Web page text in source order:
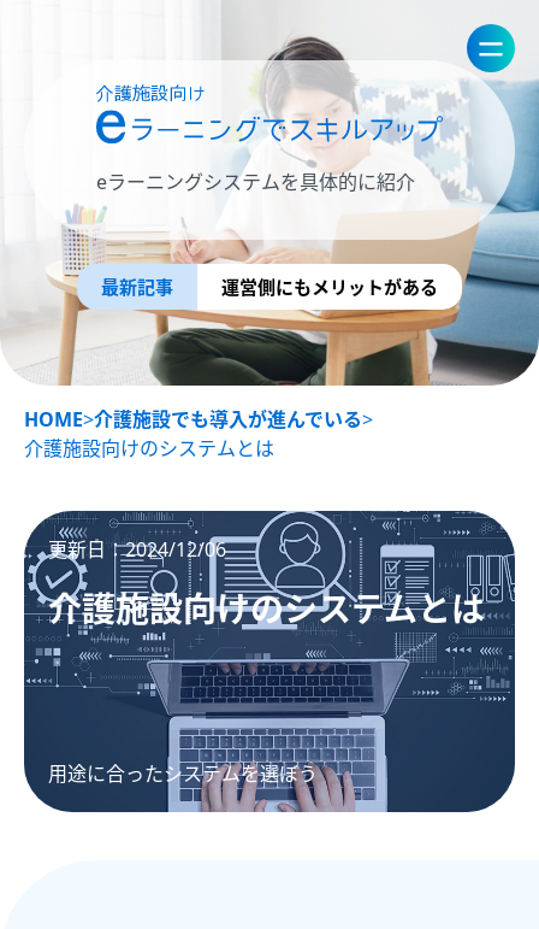
eラーニングシステムを具体的に紹介
最新記事 運営側にもメリットがある
HOME>介護施設でも導入が進んでいる>
介護施設向けのシステムとは
更新日：2024/12/06
介護施設向けのシステムとは
用途に合ったシステムを選ぼう